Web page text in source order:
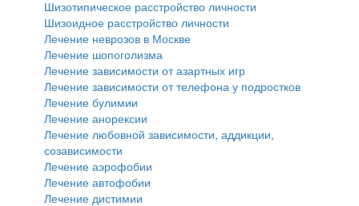
Шизотипическое расстройство личности
Шизоидное расстройство личности
Лечение неврозов в Москве
Лечение шопоголизма
Лечение зависимости от азартных игр
Лечение зависимости от телефона у подростков
Лечение булимии
Лечение анорексии
Лечение любовной зависимости, аддикции,
созависимости
Лечение аэрофобии
Лечение автофобии
Лечение дистимии